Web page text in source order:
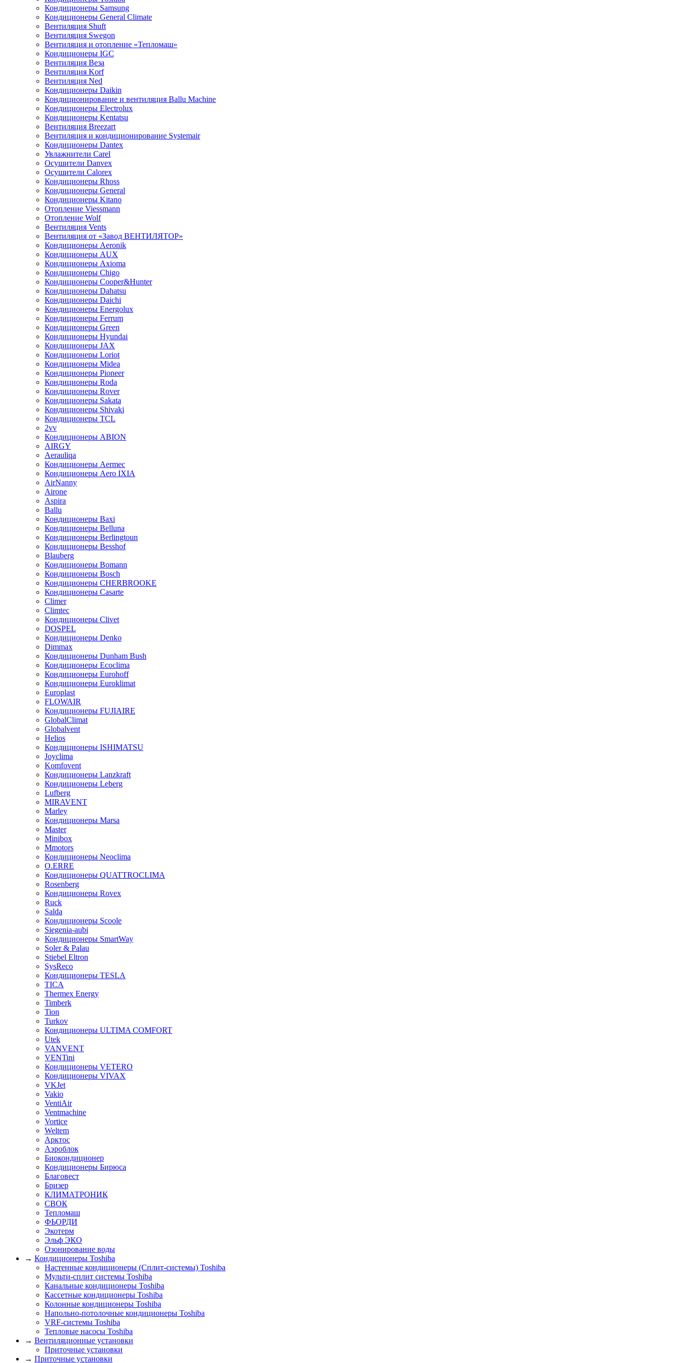
Кондиционеры Samsung
Кондиционеры General Climate
Вентиляция Shuft
Вентиляция Swegon
Вентиляция и отопление «Тепломаш»
Кондиционеры IGC
Вентиляция Веза
Вентиляция Korf
Вентиляция Ned
Кондиционеры Daikin
Кондиционирование и вентиляция Ballu Machine
Кондиционеры Electrolux
Кондиционеры Kentatsu
Вентиляция Breezart
Вентиляция и кондиционирование Systemair
Кондиционеры Dantex
Увлажнители Carel
Осушители Danvex
Осушители Calorex
Кондиционеры Rhoss
Кондиционеры General
Кондиционеры Kitano
Отопление Viessmann
Отопление Wolf
Вентиляция Vents
Вентиляция от «Завод ВЕНТИЛЯТОР»
Кондиционеры Aeronik
Кондиционеры AUX
Кондиционеры Axioma
Кондиционеры Chigo
Кондиционеры Cooper&Hunter
Кондиционеры Dahatsu
Кондиционеры Daichi
Кондиционеры Energolux
Кондиционеры Ferrum
Кондиционеры Green
Кондиционеры Hyundai
Кондиционеры JAX
Кондиционеры Loriot
Кондиционеры Midea
Кондиционеры Pioneer
Кондиционеры Roda
Кондиционеры Rover
Кондиционеры Sakata
Кондиционеры Shivaki
Кондиционеры TCL
2vv
Кондиционеры ABION
AIRGY
Aerauliqa
Кондиционеры Aermec
Кондиционеры Aero IXIA
AirNanny
Airone
Aspira
Ballu
Кондиционеры Baxi
Кондиционеры Belluna
Кондиционеры Berlingtoun
Кондиционеры Besshof
Blauberg
Кондиционеры Bomann
Кондиционеры Bosch
Кондиционеры CHERBROOKE
Кондиционеры Casarte
Climer
Climtec
Кондиционеры Clivet
DOSPEL
Кондиционеры Denko
Dimmax
Кондиционеры Dunham Bush
Кондиционеры Ecoclima
Кондиционеры Eurohoff
Кондиционеры Euroklimat
Europlast
FLOWAIR
Кондиционеры FUJIAIRE
GlobalClimat
Globalvent
Helios
Кондиционеры ISHIMATSU
Joyclima
Komfovent
Кондиционеры Lanzkraft
Кондиционеры Leberg
Lufberg
MIRAVENT
Marley
Кондиционеры Marsa
Master
Minibox
Mmotors
Кондиционеры Neoclima
O.ERRE
Кондиционеры QUATTROCLIMA
Rosenberg
Кондиционеры Rovex
Ruck
Salda
Кондиционеры Scoole
Siegenia-aubi
Кондиционеры SmartWay
Soler & Palau
Stiebel Eltron
SysReco
Кондиционеры TESLA
TICA
Thermex Energy
Timberk
Tion
Turkov
Кондиционеры ULTIMA COMFORT
Utek
VANVENT
VENTini
Кондиционеры VETERO
Кондиционеры VIVAX
VKJet
Vakio
VentiAir
Ventmachine
Vortice
Weltem
Арктос
Аэроблок
Биокондиционер
Кондиционеры Бирюса
Благовест
Бризер
КЛИМАТРОНИК
СВОК
Тепломаш
ФЬОРДИ
Экотерм
Эльф ЭКО
Озонирование воды
→ Кондиционеры Toshiba
Настенные кондиционеры (Сплит-системы) Toshiba
Мульти-сплит системы Toshiba
Канальные кондиционеры Toshiba
Кассетные кондиционеры Toshiba
Колонные кондиционеры Toshiba
Напольно-потолочные кондиционеры Toshiba
VRF-системы Toshiba
Тепловые насосы Toshiba
→ Вентиляционные установки
Приточные установки
→ Приточные установки